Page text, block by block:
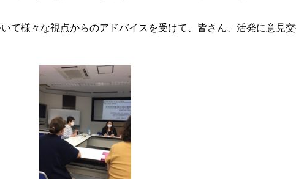
て様々な視点からのアドバイスを受けて、皆さん、活発に意見